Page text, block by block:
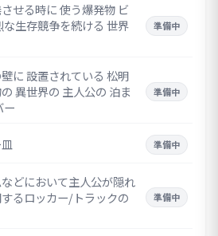
せる時に 使う爆発物 ビ
な生存競争を続ける 世界
準備中
に 設置されている 松明
異世界の 主人公の 泊ま
ー
準備中
準備中
どにおいて主人公が隠れ
るロッカー/トラックの
準備中